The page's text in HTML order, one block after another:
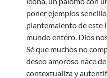
poner ejemplos
plantemaiento de este
mundo entero. Dios
Sé que muchos no
deseo amoroso nace
contextualiza y